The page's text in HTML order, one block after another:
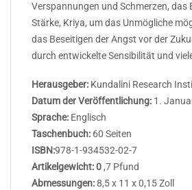
Verspannungen und Schmerzen, das
Stärke, Kriya, um das Unmögliche
das Beseitigen der Angst vor der
durch entwickelte Sensibilität und
Herausgeber: Kundalini Research
Datum der Veröffentlichung: 1.
Sprache: Englisch
Taschenbuch: 60 Seiten
ISBN:978-1-934532-02-7
Artikelgewicht: 0,7 Pfund
Abmessungen:8,5 x 11 x 0,15 Zoll